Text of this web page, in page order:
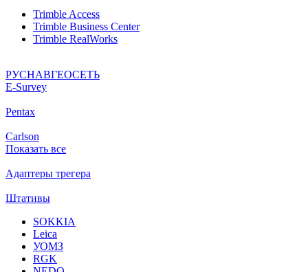
Trimble Access
Trimble Business Center
Trimble RealWorks
РУСНАВГЕОСЕТЬ
Е-Survey
Pentax
Carlson
Показать все
Адаптеры трегера
Штативы
SOKKIA
Leica
УОМЗ
RGK